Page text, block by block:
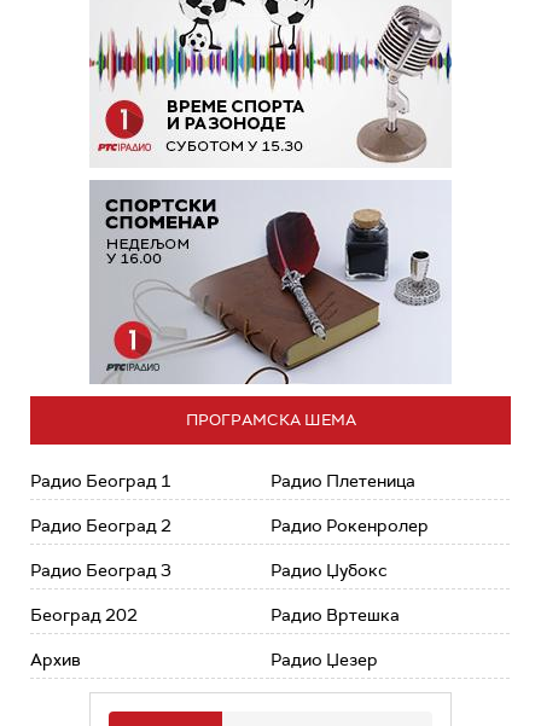
ПРОГРАМСКА ШЕМА
Радио Београд 1
Радио Београд 2
Радио Београд 3
Београд 202
Архив
Радио Плетеница
Радио Рокенролер
Радио Џубокс
Радио Вртешка
Радио Џезер